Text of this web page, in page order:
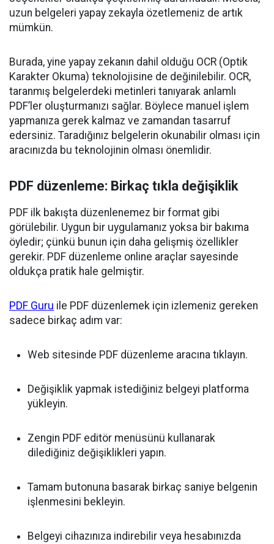
uzun belgeleri yapay zekayla özetlemeniz de artık
mümkün.
Burada, yine yapay zekanın dahil olduğu OCR (Optik
Karakter Okuma) teknolojisine de değinilebilir. OCR,
taranmış belgelerdeki metinleri tanıyarak anlamlı
PDF’ler oluşturmanızı sağlar. Böylece manuel işlem
yapmanıza gerek kalmaz ve zamandan tasarruf
edersiniz. Taradığınız belgelerin okunabilir olması için
aracınızda bu teknolojinin olması önemlidir.
PDF düzenleme: Birkaç tıkla değişiklik
PDF ilk bakışta düzenlenemez bir format gibi
görülebilir. Uygun bir uygulamanız yoksa bir bakıma
öyledir; çünkü bunun için daha gelişmiş özellikler
gerekir. PDF düzenleme online araçlar sayesinde
oldukça pratik hale gelmiştir.
PDF Guru ile PDF düzenlemek için izlemeniz gereken
sadece birkaç adım var:
Web sitesinde PDF düzenleme aracına tıklayın.
Değişiklik yapmak istediğiniz belgeyi platforma
yükleyin.
Zengin PDF editör menüsünü kullanarak
dilediğiniz değişiklikleri yapın.
Tamam butonuna basarak birkaç saniye belgenin
işlenmesini bekleyin.
Belgeyi cihazınıza indirebilir veya hesabınızda